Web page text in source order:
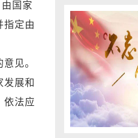
国家
指定由
见。
发展和
依法应